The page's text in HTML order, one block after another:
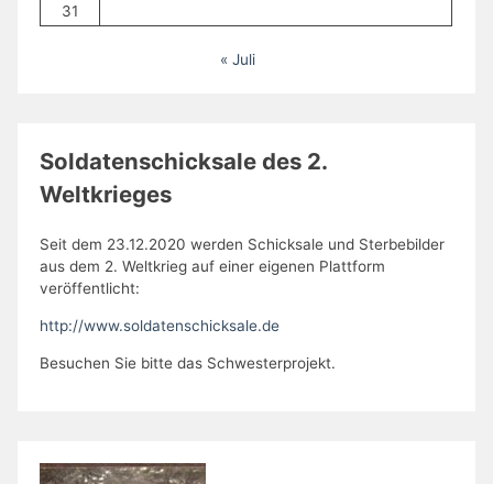
31
« Juli
Soldatenschicksale des 2.
Weltkrieges
Seit dem 23.12.2020 werden Schicksale und Sterbebilder
aus dem 2. Weltkrieg auf einer eigenen Plattform
veröffentlicht:
http://www.soldatenschicksale.de
Besuchen Sie bitte das Schwesterprojekt.